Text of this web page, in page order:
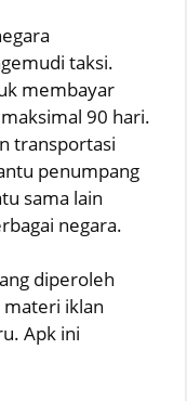
taksi.
membayar
90 hari.
transportasi
penumpang
sama lain
negara.
diperoleh
iklan
Apk ini